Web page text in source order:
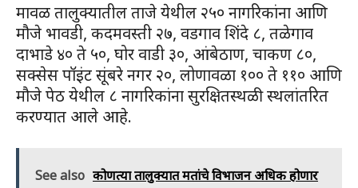
मावळ तालुक्यातील ताजे येथील २५० नागरिकांना आणि
मौजे भावडी, कदमवस्ती २७, वडगाव शिंदे ८, तळेगाव
दाभाडे ४० ते ५०, घोर वाडी ३०, आंबेठाण, चाकण ८०,
सक्सेस पॉइंट सूंबरे नगर २०, लोणावळा १०० ते ११० आणि
मौजे पेठ येथील ८ नागरिकांना सुरक्षितस्थळी स्थलांतरित
करण्यात आले आहे.
See also कोणत्या तालुक्यात मतांचे विभाजन अधिक होणार